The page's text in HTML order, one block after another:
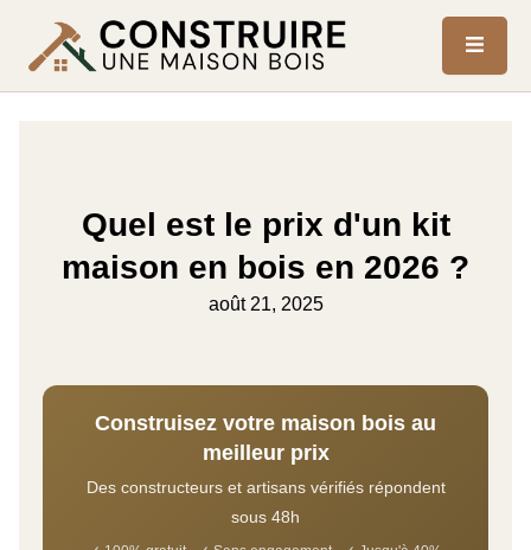
Quel est le prix d'un kit
maison en bois en 2026 ?
août 21, 2025
Construisez votre maison bois au
meilleur prix
Des constructeurs et artisans vérifiés répondent
sous 48h